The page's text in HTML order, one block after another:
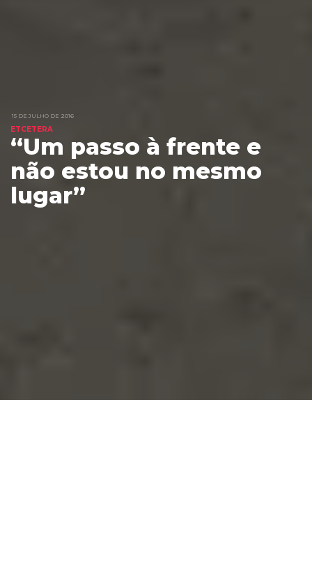
15 DE JULHO DE 2016
ETCETERA
“Um passo à frente e
não estou no mesmo
lugar”